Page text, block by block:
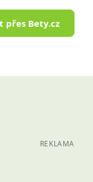
přes Bety.cz
REKLAMA